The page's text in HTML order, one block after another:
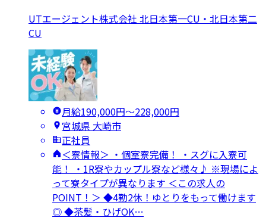
UTエージェント株式会社 北日本第一CU・北日本第二
CU
月給190,000円〜228,000円
宮城県 大崎市
正社員
＜寮情報＞ ・個室寮完備！ ・スグに入寮可
能！ ・1R寮やカップル寮など様々♪ ※現場によ
って寮タイプが異なります ＜この求人の
POINT！＞ ◆4勤2休！ゆとりをもって働けます
◎ ◆茶髪・ひげOK…